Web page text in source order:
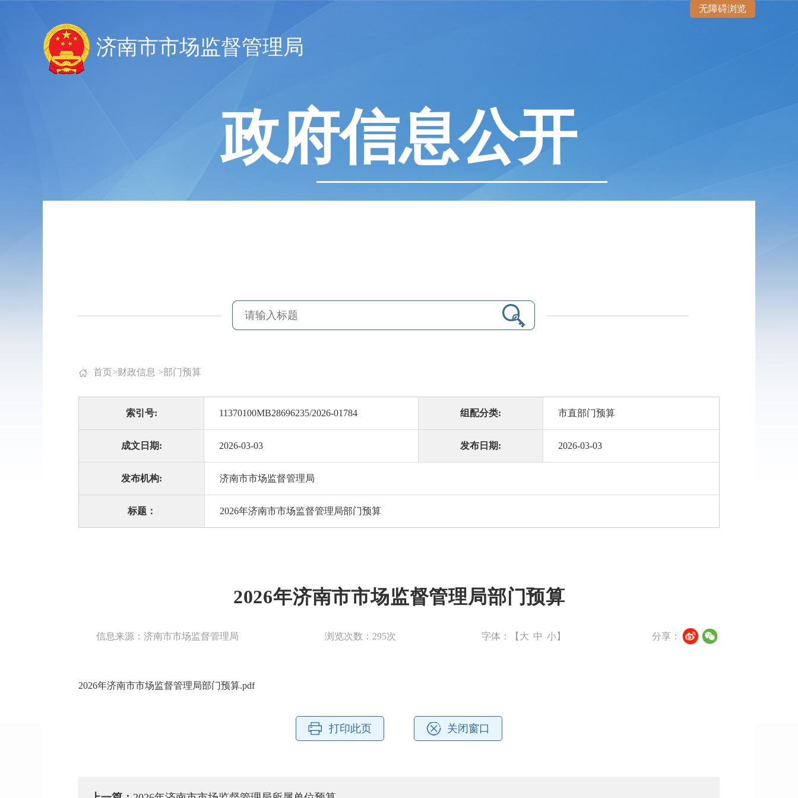
无障碍浏览
济南市市场监督管理局
政府信息公开
首页>财政信息 >部门预算
索引号: 11370100MB28696235/2026-01784 组配分类: 市直部门预算
成文日期: 2026-03-03 发布日期: 2026-03-03
发布机构: 济南市市场监督管理局
标题： 2026年济南市市场监督管理局部门预算
2026年济南市市场监督管理局部门预算
信息来源：济南市市场监督管理局 浏览次数： 295次 字体：【 大 中 小】 分享：
2026年济南市市场监督管理局部门预算.pdf
打印此页 关闭窗口